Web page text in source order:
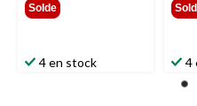
Solde
4 en stock 4